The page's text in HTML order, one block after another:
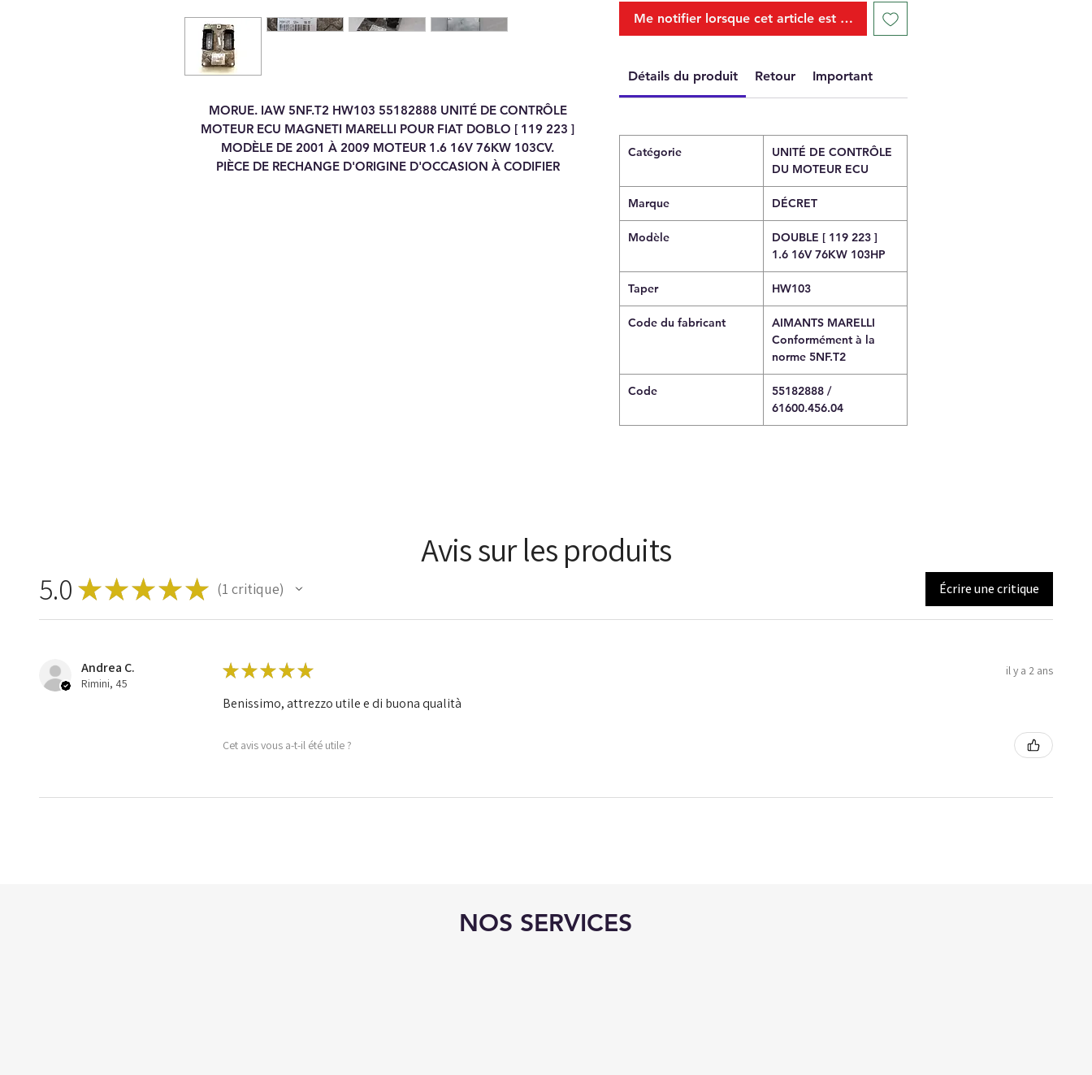
MORUE. IAW 5NF.T2 HW103 55182888 UNITÉ DE CONTRÔLE
MOTEUR ECU MAGNETI MARELLI POUR FIAT DOBLO [ 119 223 ]
MODÈLE DE 2001 À 2009 MOTEUR 1.6 16V 76KW 103CV.
PIÈCE DE RECHANGE D'ORIGINE D'OCCASION À CODIFIER
Me notifier lorsque cet article est disponible
Détails du produit Retour Important
Catégorie
UNITÉ DE CONTRÔLE
DU MOTEUR ECU
Marque DÉCRET
Modèle
DOUBLE [ 119 223 ]
1.6 16V 76KW 103HP
Taper HW103
Code du fabricant
AIMANTS MARELLI
Conformément à la
norme 5NF.T2
Code
55182888 /
61600.456.04
Avis sur les produits
5.0 ★★★★★ 1 critique Écrire une critique
Andrea C.
Rimini, 45
★★★★★ il y a 2 ans
Benissimo, attrezzo utile e di buona qualità
Cet avis vous a-t-il été utile ?
NOS SERVICES